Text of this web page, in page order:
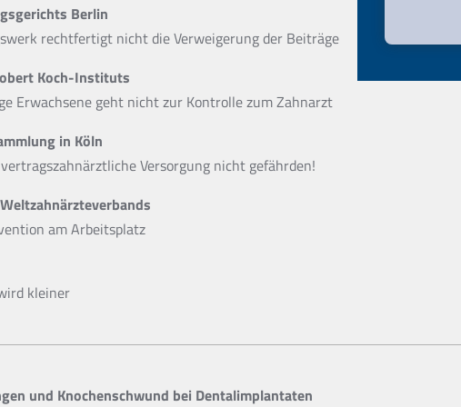
Berlin
rechtfertigt nicht die Verweigerung der Beiträge
Koch-Instituts
Erwachsene geht nicht zur Kontrolle zum Zahnarzt
in Köln
Versorgung nicht gefährden!
am Arbeitsplatz
kleiner
und Knochenschwund bei Dentalimplantaten